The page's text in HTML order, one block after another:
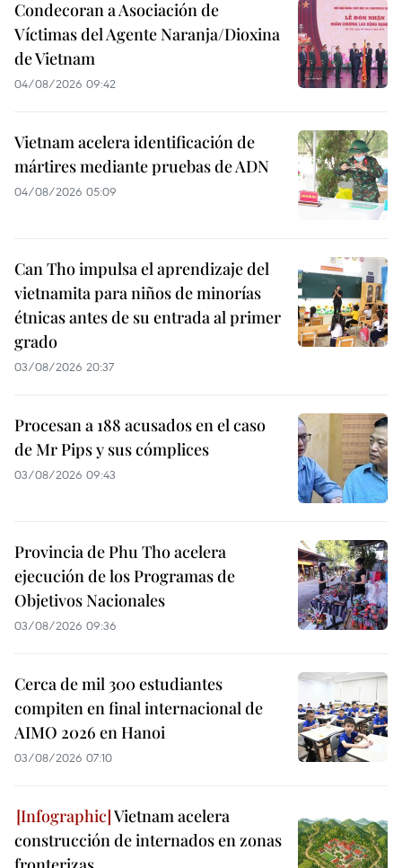
Condecoran a Asociación de
Víctimas del Agente Naranja/Dioxina
de Vietnam
04/08/2026 09:42
Vietnam acelera identificación de
mártires mediante pruebas de ADN
04/08/2026 05:09
Can Tho impulsa el aprendizaje del
vietnamita para niños de minorías
étnicas antes de su entrada al primer
grado
03/08/2026 20:37
Procesan a 188 acusados en el caso
de Mr Pips y sus cómplices
03/08/2026 09:43
Provincia de Phu Tho acelera
ejecución de los Programas de
Objetivos Nacionales
03/08/2026 09:36
Cerca de mil 300 estudiantes
compiten en final internacional de
AIMO 2026 en Hanoi
03/08/2026 07:10
Vietnam acelera
construcción de internados en zonas